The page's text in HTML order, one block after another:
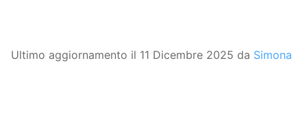
Ultimo aggiornamento il 11 Dicembre 2025 da Simona